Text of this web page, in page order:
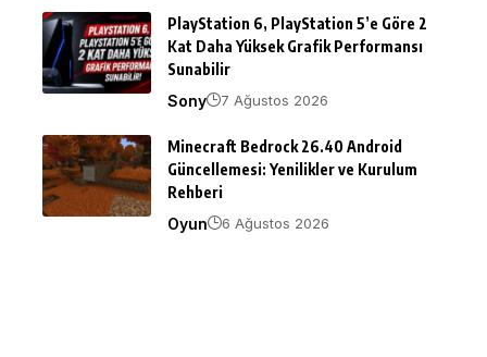
PlayStation 6, PlayStation 5’e Göre 2
Kat Daha Yüksek Grafik Performansı
Sunabilir
Sony
7 Ağustos 2026
Minecraft Bedrock 26.40 Android
Güncellemesi: Yenilikler ve Kurulum
Rehberi
Oyun
6 Ağustos 2026